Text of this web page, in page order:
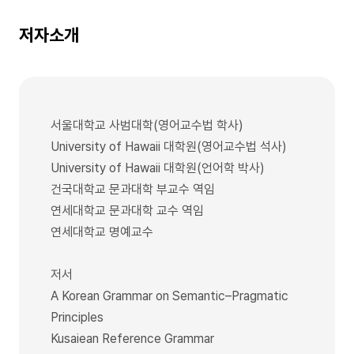
저자소개
서울대학교 사범대학(영어교수법 학사)
University of Hawaii 대학원(영어교수법 석사)
University of Hawaii 대학원(언어학 박사)
건국대학교 문과대학 부교수 역임
연세대학교 문과대학 교수 역임
연세대학교 명예교수
저서
A Korean Grammar on Semantic–Pragmatic
Principles
Kusaiean Reference Grammar